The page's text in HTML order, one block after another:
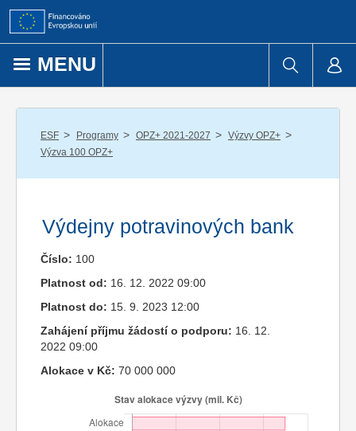
Přejít k obsahu
MENU
ESF / Programy / OPZ+ 2021-2027 / Výzvy OPZ+ /
Výzva 100 OPZ+
Výdejny potravinových bank
Číslo: 100
Platnost od: 16. 12. 2022 09:00
Platnost do: 15. 9. 2023 12:00
Zahájení příjmu žádostí o podporu: 16. 12.
2022 09:00
Alokace v Kč: 70 000 000